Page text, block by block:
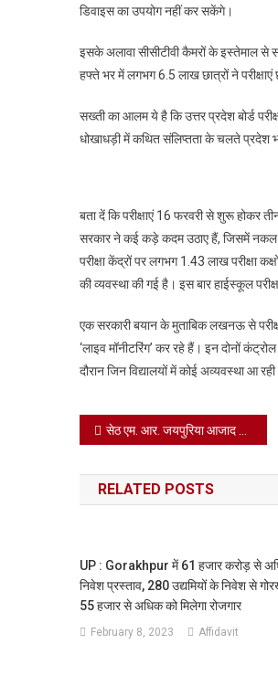
डिवाइस का उपयोग नहीं कर सकेंगे।
इसके अलावा सीसीटीवी कैमरों के इस्तेमाल से
हफ्ते भर में लगभग 6.5 लाख छात्रों ने परीक्षाएं
सख्ती का आलम ये है कि उत्तर प्रदेश बोर्ड
धोखाधड़ी में कथित संलिप्तता के चलते प्रदेश
बता दें कि परीक्षाएं 16 फरवरी से शुरू होकर
सरकार ने कई कड़े कदम उठाए हैं, जिसमें नकल
परीक्षा केंद्रों पर लगभग 1.43 लाख परीक्षा
की व्यवस्था की गई है। इस बार हाईस्कूल
एक सरकारी बयान के मुताबिक लखनऊ से
‘लाइव मॉनीटरिंग’ कर रहे हैं। इन दोनों
दौरान जिन विद्यालयों में कोई अव्यवस्था आ
Post
navigation
सेठ एम. आर. जयपुरिया आजाद चौक पर आई चेकअप कैम्प का आयोजन
RELATED POSTS
UP : Gorakhpur में 61 हजार करोड़ से
निवेश प्रस्ताव, 280 उद्यमियों के निवेश से
55 हजार से अधिक को मिलेगा रोजगार
February 8, 2023 Affidavit